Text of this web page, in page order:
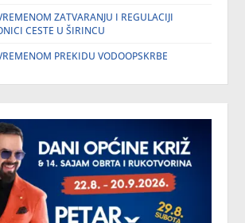
ZATVARANJU I REGULACIJI
CESTE U ŠIRINCU
PREKIDU VODOOPSKRBE